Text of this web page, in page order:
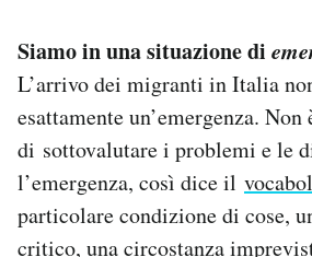
Siamo in una situazione di
L’arrivo dei migranti in Italia
esattamente un’emergenza. Non
di sottovalutare i problemi e le
l’emergenza, così dice il
particolare condizione di cose,
critico, una circostanza